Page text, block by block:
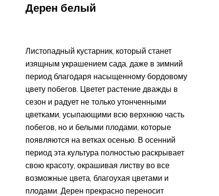
Дерен белый
Листопадный кустарник, который станет
изящным украшением сада, даже в зимний
период благодаря насыщенному бордовому
цвету побегов. Цветет растение дважды в
сезон и радует не только утонченными
цветками, усыпающими всю верхнюю часть
побегов, но и белыми плодами, которые
появляются на ветках осенью. В осенний
период эта культура полностью раскрывает
свою красоту, окрашивая листву во все
возможные цвета, благоухая цветами и
плодами. Дерен прекрасно переносит